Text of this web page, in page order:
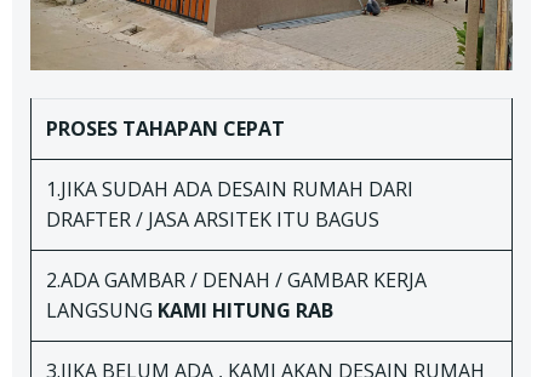
PROSES TAHAPAN CEPAT
1.JIKA SUDAH ADA DESAIN RUMAH DARI
DRAFTER / JASA ARSITEK ITU BAGUS
2.ADA GAMBAR / DENAH / GAMBAR KERJA
LANGSUNG KAMI HITUNG RAB
3.JIKA BELUM ADA , KAMI AKAN DESAIN RUMAH